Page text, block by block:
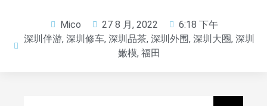
Mico 27 8 月, 2022
6:18 下午
深圳伴游, 深圳修车, 深圳品茶, 深圳外围, 深圳大圈, 深圳
嫩模, 福田